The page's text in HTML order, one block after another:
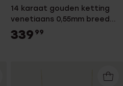
14 karaat gouden ketting
venetiaans 0,55mm breed
voor dames
339 99